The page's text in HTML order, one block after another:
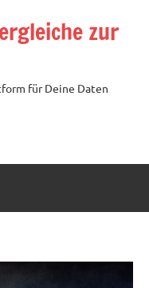
zur
für Deine Daten